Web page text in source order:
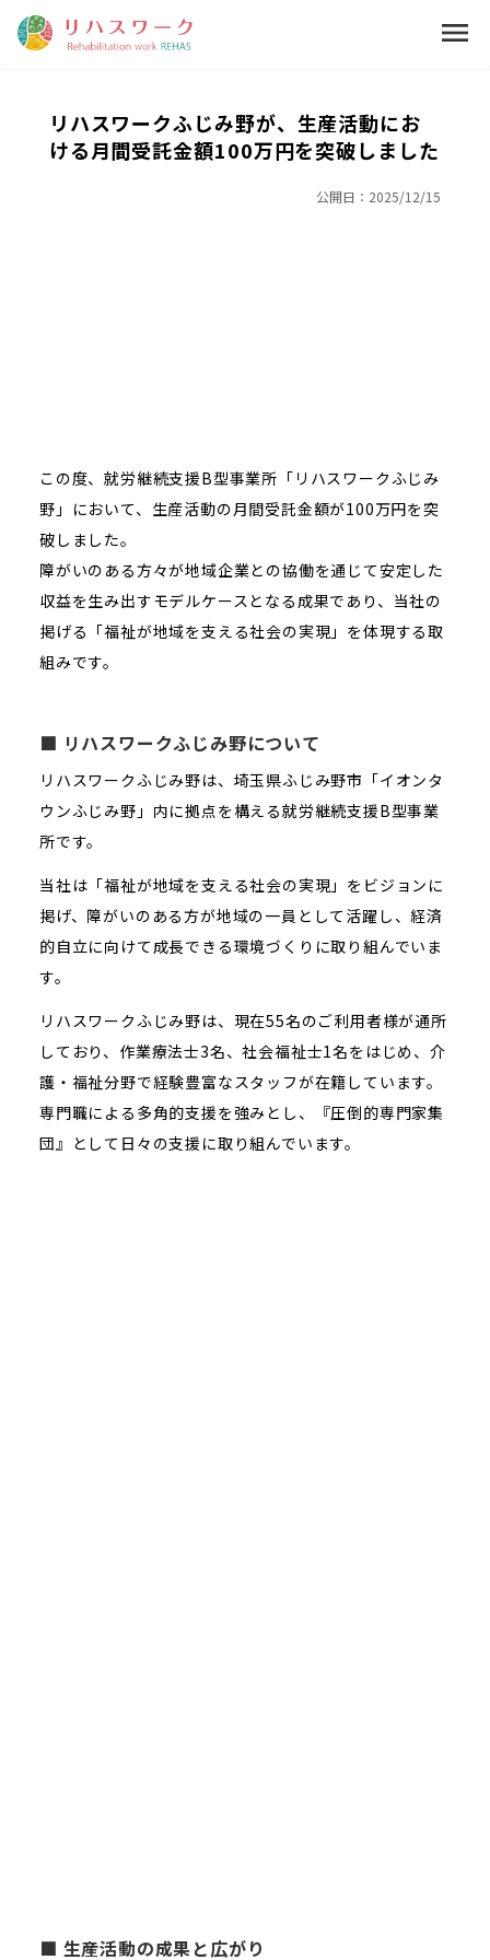
menu
リハスワークふじみ野が、生産活動にお
ける月間受託金額100万円を突破しました
公開日： 2025/12/15
この度、就労継続支援B型事業所「リハスワークふじみ
野」において、生産活動の月間受託金額が100万円を突
破しました。
障がいのある方々が地域企業との協働を通じて安定した
収益を生み出すモデルケースとなる成果であり、当社の
掲げる「福祉が地域を支える社会の実現」を体現する取
組みです。
■ リハスワークふじみ野について
リハスワークふじみ野は、埼玉県ふじみ野市「イオンタ
ウンふじみ野」内に拠点を構える就労継続支援B型事業
所です。
当社は「福祉が地域を支える社会の実現」をビジョンに
掲げ、障がいのある方が地域の一員として活躍し、経済
的自立に向けて成長できる環境づくりに取り組んでいま
す。
リハスワークふじみ野は、現在55名のご利用者様が通所
しており、作業療法士3名、社会福祉士1名をはじめ、介
護・福祉分野で経験豊富なスタッフが在籍しています。
専門職による多角的支援を強みとし、『圧倒的専門家集
団』として日々の支援に取り組んでいます。
■ 生産活動の成果と広がり